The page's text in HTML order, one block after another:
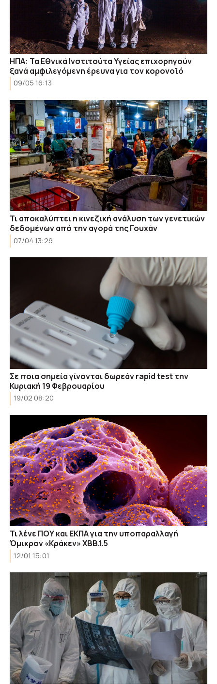
ΗΠΑ: Τα Εθνικά Ινστιτούτα Υγείας επιχορηγούν
ξανά αμφιλεγόμενη έρευνα για τον κορονοϊό
09/05 16:13
Τι αποκαλύπτει η κινεζική ανάλυση των γενετικών
δεδομένων από την αγορά της Γουχάν
07/04 13:29
Σε ποια σημεία γίνοvται δωρεάν rapid test την
Κυριακή 19 Φεβρουαρίου
19/02 08:20
Τι λένε ΠΟΥ και ΕΚΠΑ για την υποπαραλλαγή
Όμικρον «Κράκεν» XBB.1.5
12/01 15:01